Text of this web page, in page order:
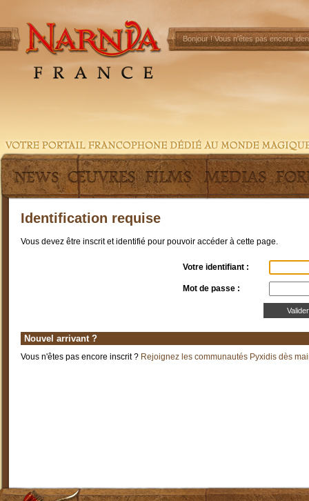
Bonjour !Vous n'êtes pas encore
Identification requise
Vous devez être inscrit et identifié pour pouvoir accéder à cette page.
Votre identifiant :
Mot de passe :
Nouvel arrivant ?
Vous n'êtes pas encore inscrit ? Rejoignez les communautés Pyxidis dès